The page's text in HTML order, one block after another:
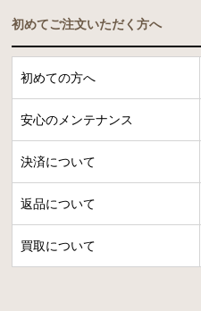
初めてご注文いただく方へ
初めての方へ
安心のメンテナンス
決済について
返品について
買取について